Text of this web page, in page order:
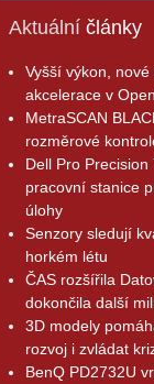
Aktuální články
Vyšší výkon,
akcelerace v
MetraSCAN
rozměrové
Dell Pro
pracovní stanice
úlohy
Senzory sledují
horkém létu
ČAS rozšířila
dokončila další
3D modely
rozvoj i zvládat
BenQ PD2732U